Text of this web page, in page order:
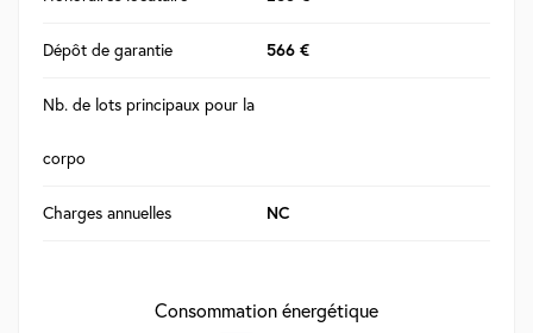
Dépôt de garantie 566 €
Nb. de lots principaux pour la
corpo
Charges annuelles NC
Consommation énergétique